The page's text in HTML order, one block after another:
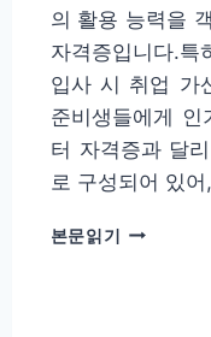
의 활용 능력을
자격증입니다.
입사 시 취업 가
준비생들에게
터 자격증과 달
로 구성되어 있
본문읽기 ITQ